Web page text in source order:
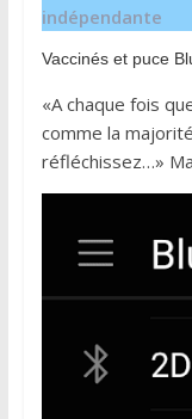
indépendante
Vaccinés et puce
«A chaque fois
comme la
réfléchissez…»